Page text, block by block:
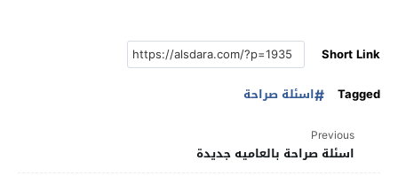
Short Link
Tagged
اسئلة صراحة
Previous
اسئلة صراحة بالعاميه جديدة